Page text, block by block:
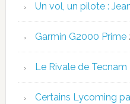
Un vol, un pilote :
Garmin G2000 Prime
Le Rivale de Tecnam
Certains Lycoming